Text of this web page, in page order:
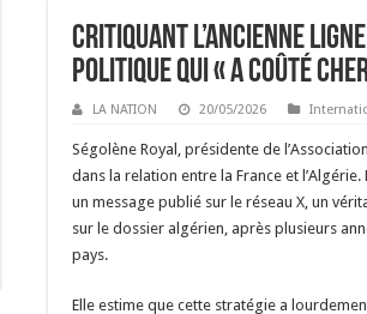
Critiquant l’ancienne
politique qui « a coûté
LA NATION 20/05/2026
Ségolène Royal, présidente de
dans la relation entre la France et
un message publié sur le réseau X, un
sur le dossier algérien, après plusieurs
pays.
Elle estime que cette stratégie a